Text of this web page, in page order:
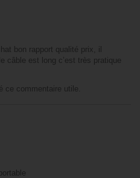
bon rapport qualité prix, il
câble est long c’est très pratique
ce commentaire utile.